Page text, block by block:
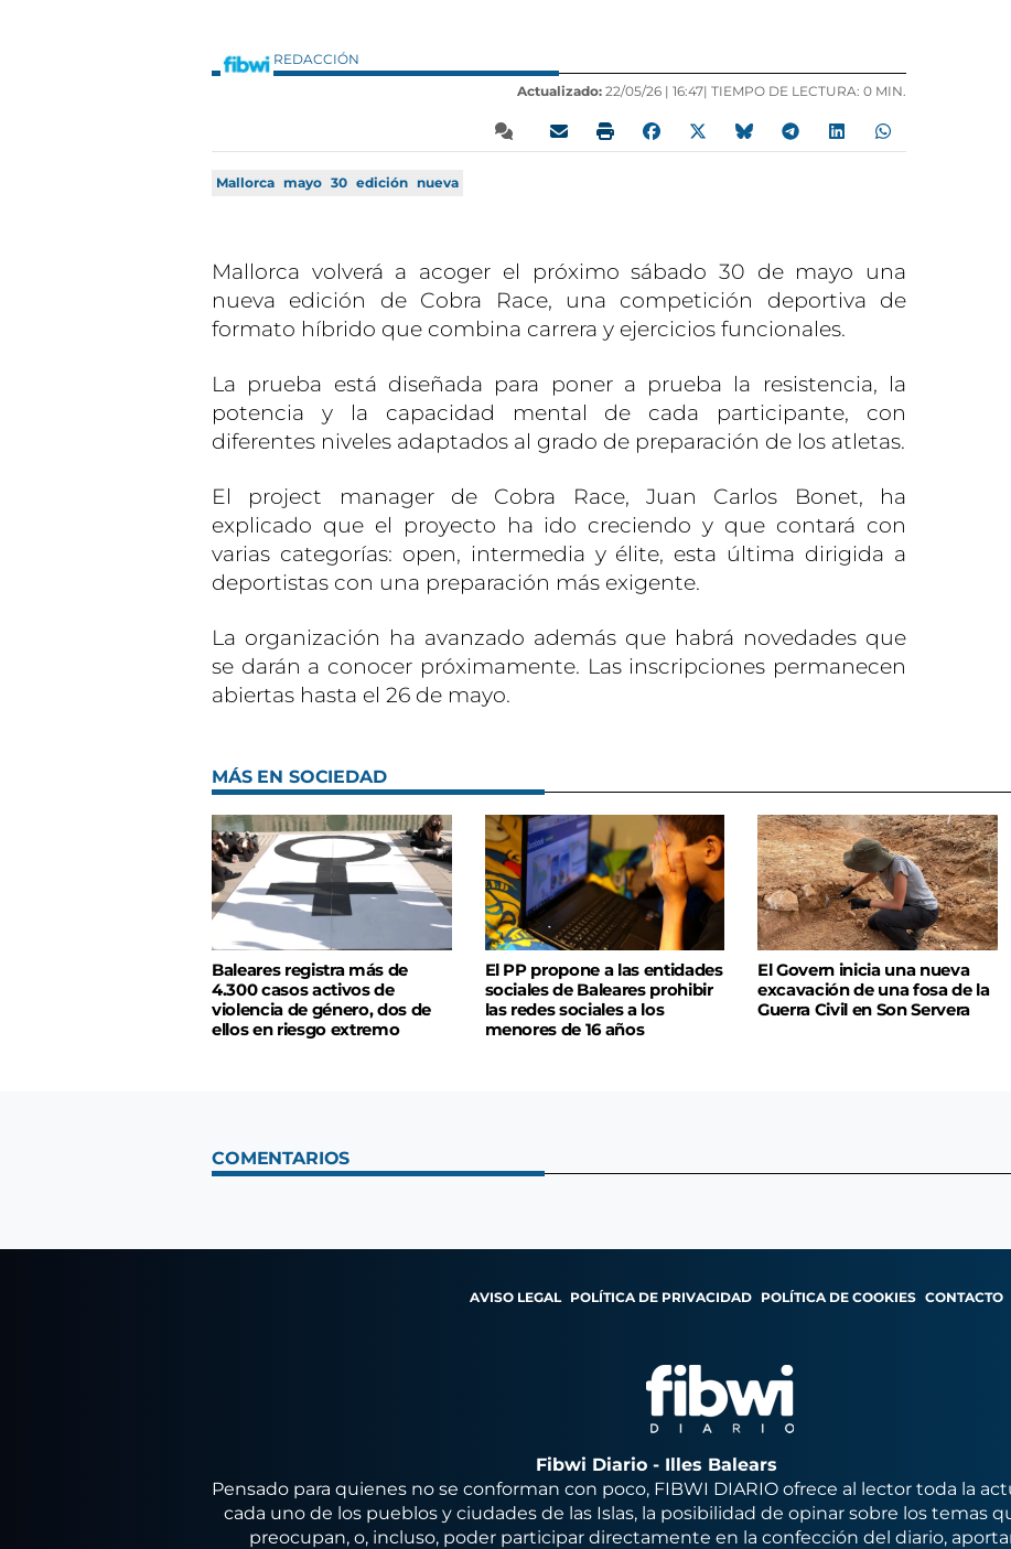
REDACCIÓN
Actualizado: 22/05/26 | 16:47| TIEMPO DE LECTURA: 0 MIN.
Mallorca mayo 30 edición nueva
Mallorca volverá a acoger el próximo sábado 30 de mayo una
nueva edición de Cobra Race, una competición deportiva de
formato híbrido que combina carrera y ejercicios funcionales.
La prueba está diseñada para poner a prueba la resistencia, la
potencia y la capacidad mental de cada participante, con
diferentes niveles adaptados al grado de preparación de los atletas.
El project manager de Cobra Race, Juan Carlos Bonet, ha
explicado que el proyecto ha ido creciendo y que contará con
varias categorías: open, intermedia y élite, esta última dirigida a
deportistas con una preparación más exigente.
La organización ha avanzado además que habrá novedades que
se darán a conocer próximamente. Las inscripciones permanecen
abiertas hasta el 26 de mayo.
MÁS EN SOCIEDAD
Baleares registra más de
4.300 casos activos de
violencia de género, dos de
ellos en riesgo extremo
El PP propone a las entidades
sociales de Baleares prohibir
las redes sociales a los
menores de 16 años
El Govern inicia una nueva
excavación de una fosa de la
Guerra Civil en Son Servera
COMENTARIOS
AVISO LEGAL POLÍTICA DE PRIVACIDAD POLÍTICA DE COOKIES CONTACTO
Fibwi Diario - Illes Balears
Pensado para quienes no se conforman con poco, FIBWI DIARIO ofrece al lector toda la
cada uno de los pueblos y ciudades de las Islas, la posibilidad de opinar sobre los temas
preocupan, o, incluso, poder participar directamente en la confección del diario,